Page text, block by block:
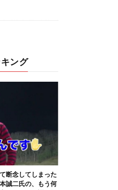
ング
断念してしまった
誠二氏の、もう何